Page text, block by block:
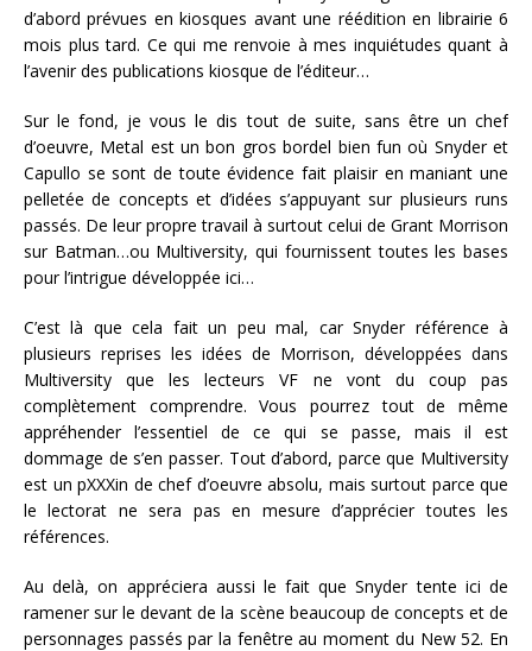
d’abord prévues en kiosques avant une réédition en librairie 6
mois plus tard. Ce qui me renvoie à mes inquiétudes quant à
l’avenir des publications kiosque de l’éditeur…
Sur le fond, je vous le dis tout de suite, sans être un chef
d’oeuvre, Metal est un bon gros bordel bien fun où Snyder et
Capullo se sont de toute évidence fait plaisir en maniant une
pelletée de concepts et d’idées s’appuyant sur plusieurs runs
passés. De leur propre travail à surtout celui de Grant Morrison
sur Batman…ou Multiversity, qui fournissent toutes les bases
pour l’intrigue développée ici…
C’est là que cela fait un peu mal, car Snyder référence à
plusieurs reprises les idées de Morrison, développées dans
Multiversity que les lecteurs VF ne vont du coup pas
complètement comprendre. Vous pourrez tout de même
appréhender l’essentiel de ce qui se passe, mais il est
dommage de s’en passer. Tout d’abord, parce que Multiversity
est un pXXXin de chef d’oeuvre absolu, mais surtout parce que
le lectorat ne sera pas en mesure d’apprécier toutes les
références.
Au delà, on appréciera aussi le fait que Snyder tente ici de
ramener sur le devant de la scène beaucoup de concepts et de
personnages passés par la fenêtre au moment du New 52. En